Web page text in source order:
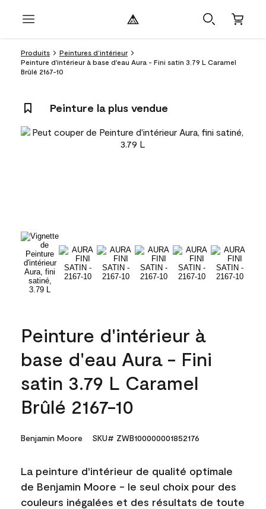
Produits
Peintures d’intérieur
Peinture d'intérieur à base d'eau Aura - Fini satin 3.79 L Caramel
Brûlé 2167-10
Peinture la plus vendue
Peinture d'intérieur à
base d'eau Aura - Fini
satin 3.79 L Caramel
Brûlé 2167-10
Benjamin Moore SKU# ZWB100000001852176
La peinture d'intérieur de qualité optimale
de Benjamin Moore - le seul choix pour des
couleurs inégalées et des résultats de toute